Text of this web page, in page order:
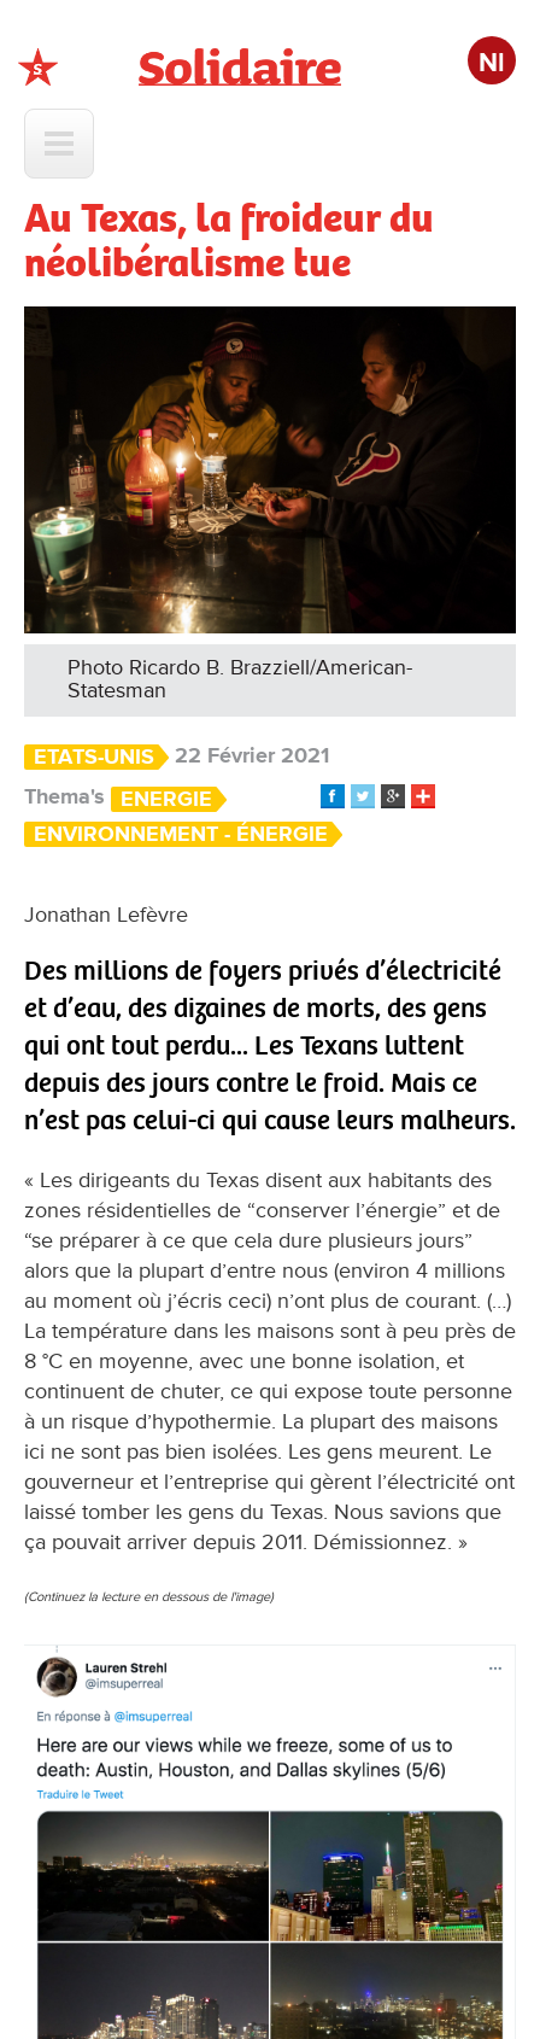
Nl
Au Texas, la froideur du
néolibéralisme tue
Photo Ricardo B. Brazziell/American-
Statesman
ETATS-UNIS
22 Février 2021
Thema's
ENERGIE
ENVIRONNEMENT - ÉNERGIE
Jonathan Lefèvre
Des millions de foyers privés d’électricité
et d’eau, des dizaines de morts, des gens
qui ont tout perdu... Les Texans luttent
depuis des jours contre le froid. Mais ce
n’est pas celui-ci qui cause leurs malheurs.
« Les dirigeants du Texas disent aux habitants des
zones résidentielles de “conserver l’énergie” et de
“se préparer à ce que cela dure plusieurs jours”
alors que la plupart d’entre nous (environ 4 millions
au moment où j’écris ceci) n’ont plus de courant. (…)
La température dans les maisons sont à peu près de
8 °C en moyenne, avec une bonne isolation, et
continuent de chuter, ce qui expose toute personne
à un risque d’hypothermie. La plupart des maisons
ici ne sont pas bien isolées. Les gens meurent. Le
gouverneur et l’entreprise qui gèrent l’électricité ont
laissé tomber les gens du Texas. Nous savions que
ça pouvait arriver depuis 2011. Démissionnez. »
(Continuez la lecture en dessous de l'image)